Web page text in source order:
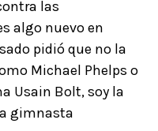
las
algo nuevo en
pidió que no la
Michael Phelps o
Usain Bolt, soy la
gimnasta